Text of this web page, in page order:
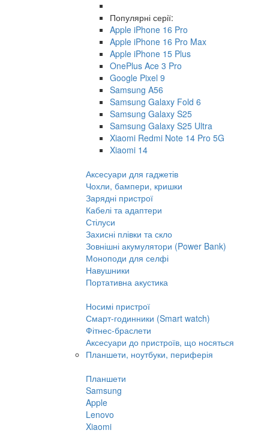
Популярні серії:
Apple iPhone 16 Pro
Apple iPhone 16 Pro Max
Apple iPhone 15 Plus
OnePlus Ace 3 Pro
Google Pixel 9
Samsung A56
Samsung Galaxy Fold 6
Samsung Galaxy S25
Samsung Galaxy S25 Ultra
Xiaomi Redmi Note 14 Pro 5G
Xiaomi 14
Аксесуари для гаджетів
Чохли, бампери, кришки
Зарядні пристрої
Кабелі та адаптери
Стілуси
Захисні плівки та скло
Зовнішні акумулятори (Power Bank)
Моноподи для селфі
Навушники
Портативна акустика
Носимі пристрої
Смарт-годинники (Smart watch)
Фітнес-браслети
Аксесуари до пристроїв, що носяться
Планшети, ноутбуки, периферія
Планшети
Samsung
Apple
Lenovo
Xiaomi